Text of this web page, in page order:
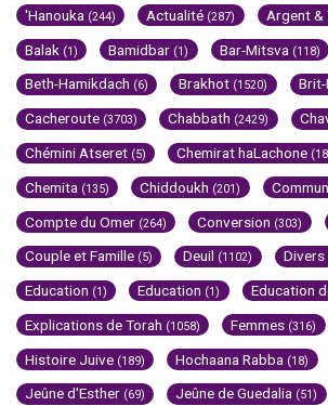
'Hanouka (244) Actualité (287) Argent &
Balak (1) Bamidbar (1) Bar-Mitsva (118)
Beth-Hamikdach (6) Brakhot (1520)
Cacheroute (3703) Chabbath (2429)
Chémini Atseret (5) Chemirat haLachone
Chemita (135) Chiddoukh (201)
Compte du Omer (264) Conversion (303)
Couple et Famille (5) Deuil (1102) Divers
Education (1) Education (1) Education
Explications de Torah (1058) Femmes (316)
Histoire Juive (189) Hochaana Rabba (18)
Jeûne d'Esther (69) Jeûne de Guedalia (51)